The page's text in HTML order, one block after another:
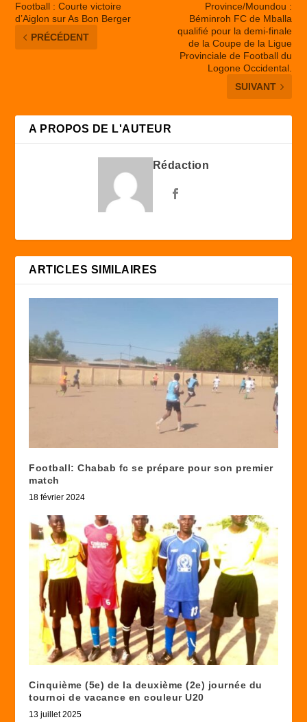
Football : Courte victoire
d’Aiglon sur As Bon Berger
PRÉCÉDENT
Province/Moundou :
Béminroh FC de Mballa
qualifié pour la demi-finale
de la Coupe de la Ligue
Provinciale de Football du
Logone Occidental.
SUIVANT
A PROPOS DE L'AUTEUR
Rédaction
ARTICLES SIMILAIRES
Football: Chabab fc se prépare pour son premier
match
18 février 2024
Cinquième (5e) de la deuxième (2e) journée du
tournoi de vacance en couleur U20
13 juillet 2025